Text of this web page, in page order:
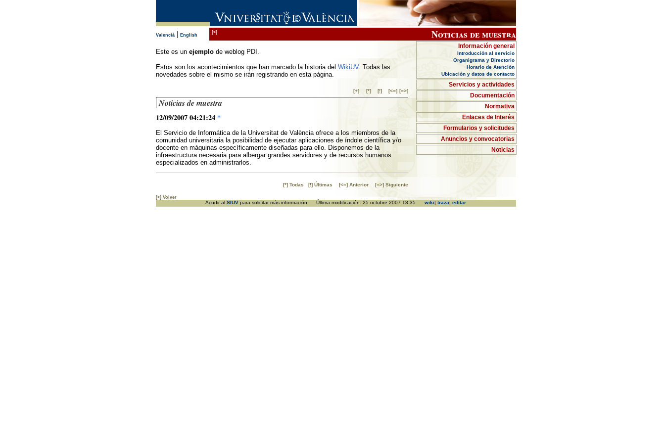
Valencià| English
[<] Noticias de muestra
Este es un ejemplode weblog PDI.
Estos son los acontecimientos que han marcado la historia del WikiUV. Todas las
novedades sobre el mismo se irán registrando en esta página.
[+] [*] [!] [<=] [=>]
Noticias de muestra
12/09/2007 04:21:24 *
El Servicio de Informática de la Universitat de València ofrece a los miembros de la
comunidad universitaria la posibilidad de ejecutar aplicaciones de índole científica y/o
docente en máquinas específicamente diseñadas para ello. Disponemos de la
infraestructura necesaria para albergar grandes servidores y de recursos humanos
especializados en administrarlos.
[*] Todas [!] Últimas [<=] Anterior [=>] Siguiente
[<] Volver
Información general
Introducción al servicio
Organigrama y Directorio
Horario de Atención
Ubicación y datos de contacto
Servicios y actividades
Documentación
Normativa
Enlaces de Interés
Formularios y solicitudes
Anuncios y convocatorias
Noticias
Acudir alSIUV para solicitar más información Última modificación: 25 octubre 2007 18:35wiki|traza|editar